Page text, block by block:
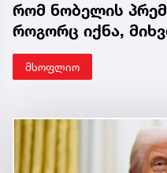
რომ ნობელის
როგორც იქნა,
მსოფლიო